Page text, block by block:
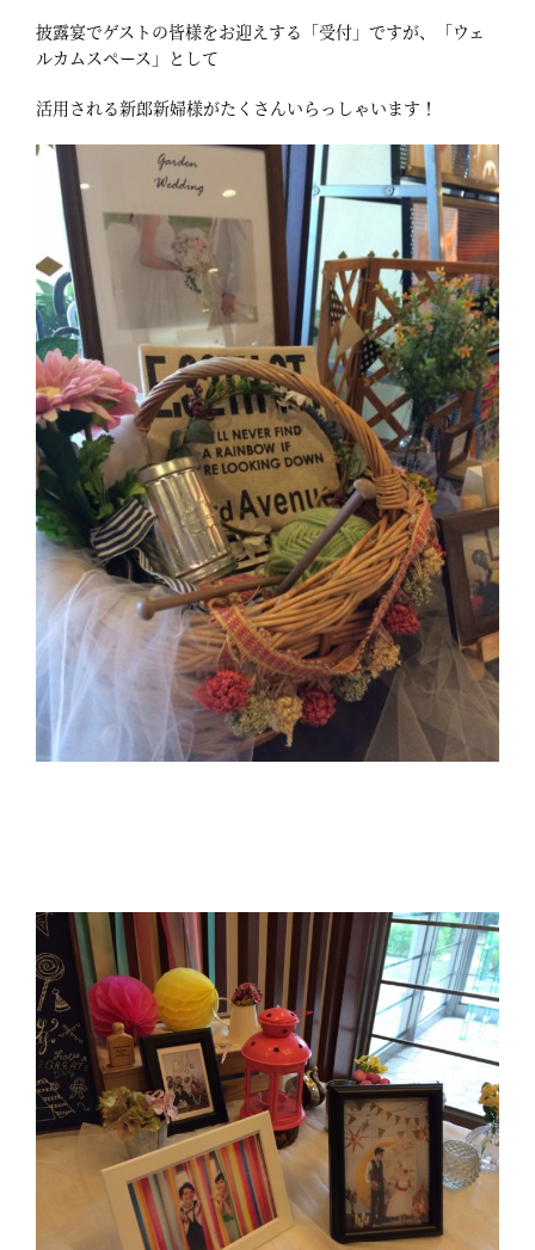
披露宴でゲストの皆様をお迎えする「受付」ですが、「ウェ
ルカムスペース」として
活用される新郎新婦様がたくさんいらっしゃいます！